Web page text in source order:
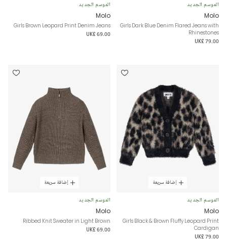
الموسم الجديد
Molo
Girls Dark Blue Denim Flared Jeans with
Rhinestones
UK£ 79.00
الموسم الجديد
Molo
Girls Brown Leopard Print Denim Jeans
UK£ 69.00
إضافة سريعة
الموسم الجديد
Molo
Girls Black & Brown Fluffy Leopard Print
Cardigan
UK£ 79.00
إضافة سريعة
الموسم الجديد
Molo
Ribbed Knit Sweater in Light Brown
UK£ 69.00